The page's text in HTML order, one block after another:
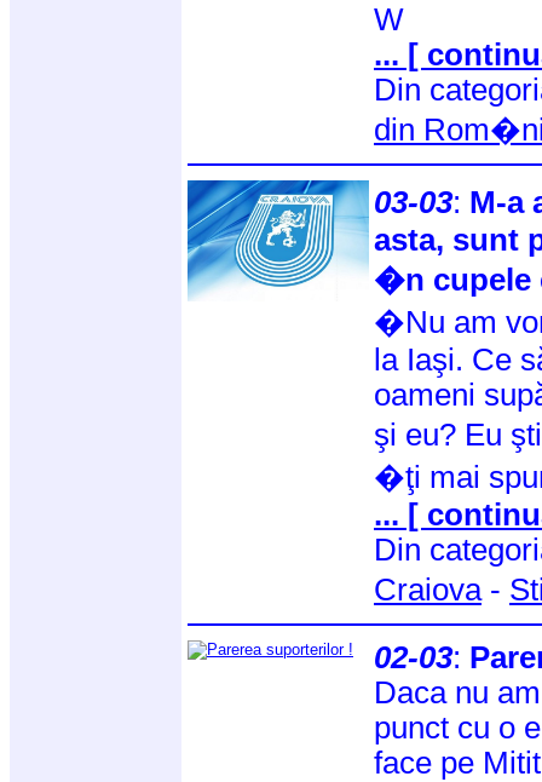
W
... [
Din
din
03-03: M-a
asta, sunt
�n cupele
�Nu am
la Iaşi. Ce
oameni
şi eu? Eu
�ţi mai
... [
Din
Craiova-
02-03:
Daca nu
punct cu o
face pe